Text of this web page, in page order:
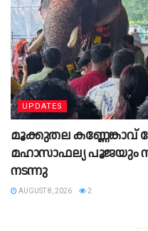
UPDATES
മൂക്കുതല കണ്ണേങ്കാവ്
മഹാസാഫല്യ പൂജയും
നടന്നു
AUGUST 8, 2026 2